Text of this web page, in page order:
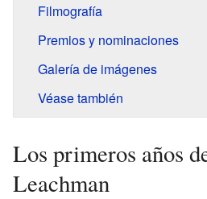
Filmografía
Premios y nominaciones
Galería de imágenes
Véase también
Los primeros años
Leachman